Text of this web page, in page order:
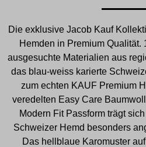
Die exklusive Jacob Kauf
Hemden in Premium Qualität.
ausgesuchte Materialien aus
das blau-weiss karierte
zum echten KAUF Premium
veredelten Easy Care
Modern Fit Passform trägt
Schweizer Hemd besonders
Das hellblaue Karomuster